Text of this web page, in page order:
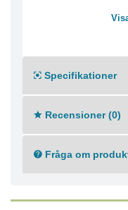
Specifikationer
Recensioner (0)
Fråga om